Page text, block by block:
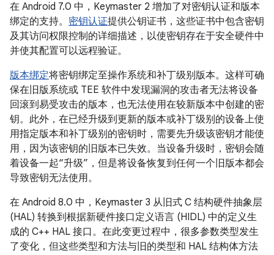
在 Android 7.0 中，Keymaster 2 增加了对密钥认证和版本
绑定的支持。 密钥认证提供公钥证书，这些证书中包含密钥
及其访问权限控制的详细描述，以使密钥存在于安全硬件中
并使其配置可以远程验证。
版本绑定将密钥绑定至操作系统和补丁级别版本。这样可确
保在旧版系统或 TEE 软件中发现漏洞的攻击者无法将设备
回滚到易受攻击的版本，也无法使用在较新版本中创建的密
钥。此外，在已经升级到更新的版本或补丁级别的设备上使
用指定版本和补丁级别的密钥时，需要先升级该密钥才能使
用，因为该密钥的旧版本已失效。当设备升级时，密钥会随
着设备一起“升级”，但是将设备恢复到任何一个旧版本都会
导致密钥无法使用。
在 Android 8.0 中，Keymaster 3 从旧式 C 结构硬件抽象层
(HAL) 转换到根据新硬件接口定义语言 (HIDL) 中的定义生
成的 C++ HAL 接口。在此变更过程中，很多参数类型发生
了变化，但这些类型和方法与旧的类型和 HAL 结构体方法